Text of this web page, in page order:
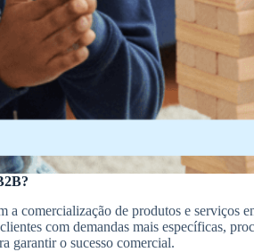
a comercialização de produtos e
com demandas mais específicas,
garantir o sucesso comercial.